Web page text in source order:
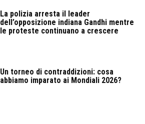
La polizia arresta il leader
dell’opposizione indiana Gandhi mentre
le proteste continuano a crescere
Un torneo di contraddizioni: cosa
abbiamo imparato ai Mondiali 2026?